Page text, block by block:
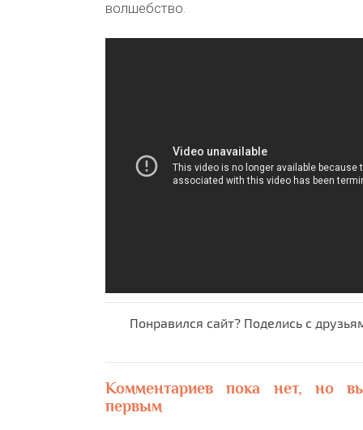
волшебство.
Понравился сайт? Поделись с
Комментариев пока нет, но
первым